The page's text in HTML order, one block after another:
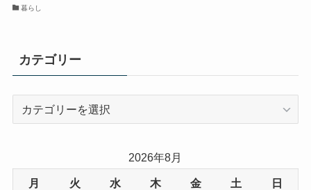
暮らし
カテゴリー
ー
2026年8月
月 火 水 木 金 土 日